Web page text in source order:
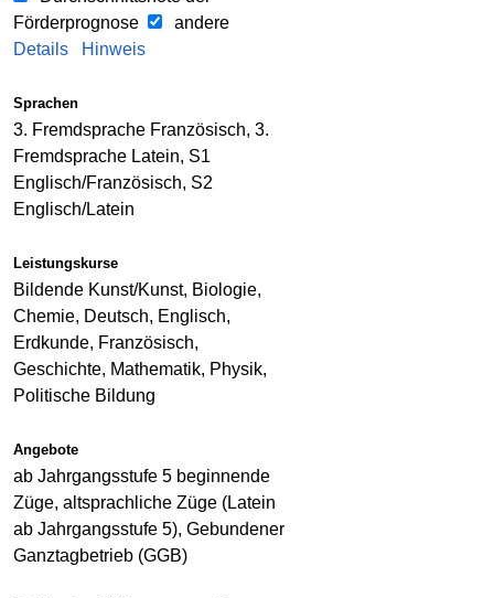
Förderprognose
andere
Details
Hinweis
Sprachen
3. Fremdsprache Französisch, 3.
Fremdsprache Latein, S1
Englisch/Französisch, S2
Englisch/Latein
Leistungskurse
Bildende Kunst/Kunst, Biologie,
Chemie, Deutsch, Englisch,
Erdkunde, Französisch,
Geschichte, Mathematik, Physik,
Politische Bildung
Angebote
ab Jahrgangsstufe 5 beginnende
Züge, altsprachliche Züge (Latein
ab Jahrgangsstufe 5), Gebundener
Ganztagbetrieb (GGB)